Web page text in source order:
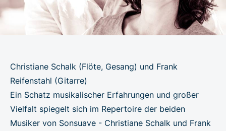
Christiane Schalk (Flöte, Gesang) und Frank
Reifenstahl (Gitarre)
Ein Schatz musikalischer Erfahrungen und großer
Vielfalt spiegelt sich im Repertoire der beiden
Musiker von Sonsuave - Christiane Schalk und Frank